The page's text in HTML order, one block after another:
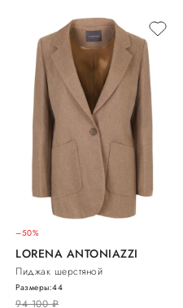
–50%
LORENA ANTONIAZZI
Пиджак шерстяной
94 100руб.
Размеры:44